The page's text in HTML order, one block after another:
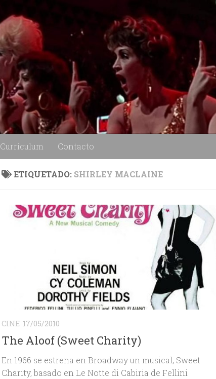
Currículum Contacto
ETIQUETADO: SHIRLEY MACLAINE
CINE 17/05/2010
The Aloof (Sweet Charity)
En 1966 se estrena en Broadway un musical, Sweet
Charity, basado en Le Notte di Cabiria de Fellini